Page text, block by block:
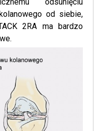
od siebie,
2RA ma bardzo